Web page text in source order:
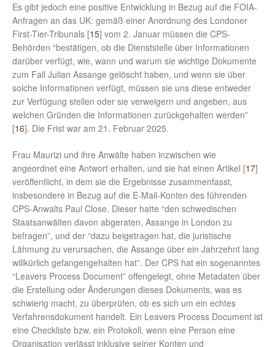
Es gibt jedoch eine positive Entwicklung in Bezug auf die FOIA-
Anfragen an das UK: gemäß einer Anordnung des Londoner
First-Tier-Tribunals [15] vom 2. Januar müssen die CPS-
Behörden “bestätigen, ob die Dienststelle über Informationen
darüber verfügt, wie, wann und warum sie wichtige Dokumente
zum Fall Julian Assange gelöscht haben, und wenn sie über
solche Informationen verfügt, müssen sie uns diese entweder
zur Verfügung stellen oder sie verweigern und angeben, aus
welchen Gründen die Informationen zurückgehalten werden”
[16]. Die Frist war am 21. Februar 2025.
Frau Maurizi und ihre Anwälte haben inzwischen wie
angeordnet eine Antwort erhalten, und sie hat einen Artikel [17]
veröffentlicht, in dem sie die Ergebnisse zusammenfasst,
insbesondere in Bezug auf die E-Mail-Konten des führenden
CPS-Anwalts Paul Close. Dieser hatte “den schwedischen
Staatsanwälten davon abgeraten, Assange in London zu
befragen”, und der “dazu beigetragen hat, die juristische
Lähmung zu verursachen, die Assange über ein Jahrzehnt lang
willkürlich gefangengehalten hat”. Der CPS hat ein sogenanntes
“Leavers Process Document” offengelegt, ohne Metadaten über
die Erstellung oder Änderungen dieses Dokuments, was es
schwierig macht, zu überprüfen, ob es sich um ein echtes
Verfahrensdokument handelt. Ein Leavers Process Document ist
eine Checkliste bzw. ein Protokoll, wenn eine Person eine
Organisation verlässt inklusive seiner Konten und